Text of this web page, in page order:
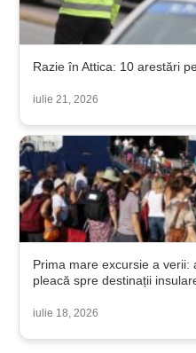
Razie în Attica: 10 arestări
iulie 21, 2026
Prima mare excursie a
pleacă spre destinații
iulie 18, 2026